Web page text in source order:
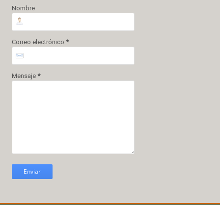
Nombre
Correo electrónico *
Mensaje *